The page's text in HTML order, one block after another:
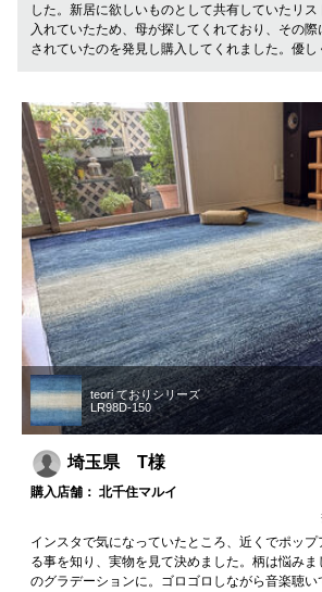
した。新居に欲しいものとして共有していたリ
入れていたため、母が探してくれており、その
されていたのを発見し購入してくれました。優し
teori ておりシリーズ
LR98D-150
埼玉県 T様
購入店舗： 北千住マルイ
インスタで気になっていたところ、近くでポッ
る事を知り、実物を見て決めました。柄は悩み
のグラデーションに。ゴロゴロしながら音楽聴